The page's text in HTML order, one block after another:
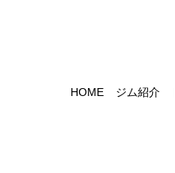
HOME ジム紹介